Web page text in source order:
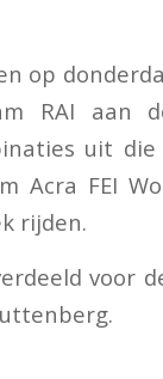
op
RAI aan
uit
Acra FEI
rijden.
voor